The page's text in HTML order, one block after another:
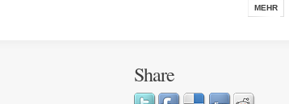
MEHR
Share